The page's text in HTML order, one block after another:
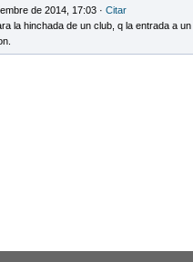
de 2014, 17:03 · Citar
la hinchada de un club, q la entrada a